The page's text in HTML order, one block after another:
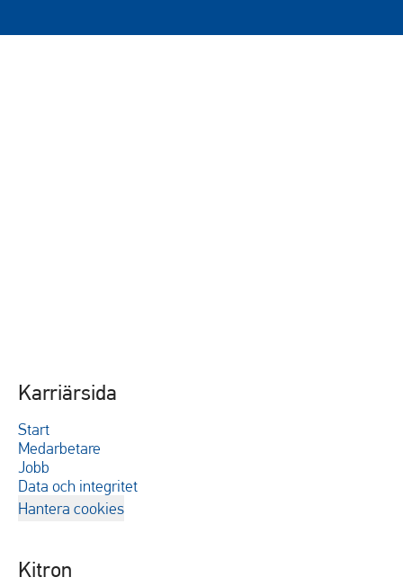
Karriärsida
Start
Medarbetare
Jobb
Data och integritet
Hantera cookies
Kitron